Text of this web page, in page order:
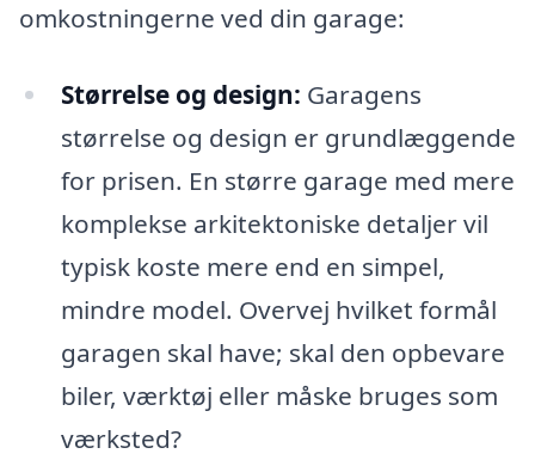
omkostningerne ved din garage:
Størrelse og design: Garagens
størrelse og design er grundlæggende
for prisen. En større garage med mere
komplekse arkitektoniske detaljer vil
typisk koste mere end en simpel,
mindre model. Overvej hvilket formål
garagen skal have; skal den opbevare
biler, værktøj eller måske bruges som
værksted?